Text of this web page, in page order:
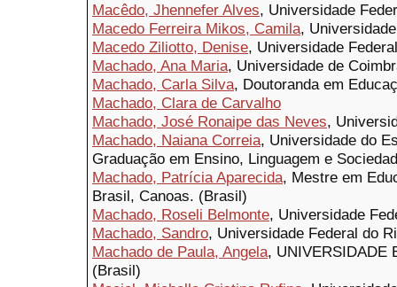
Macêdo, Jhennefer Alves, Universidade
Macedo Ferreira Mikos, Camila,
Macedo Ziliotto, Denise, Universidade
Machado, Ana Maria, Universidade de
Machado, Carla Silva, Doutoranda em
Machado, Clara de Carvalho
Machado, José Ronaipe das Neves,
Machado, Naiana Correia, Universidade do
Graduação em Ensino, Linguagem e
Machado, Patrícia Aparecida, Mestre em
Brasil, Canoas. (Brasil)
Machado, Roseli Belmonte, Universidade
Machado, Sandro, Universidade Federal do
Machado de Paula, Angela, UNIVERSIDADE
(Brasil)